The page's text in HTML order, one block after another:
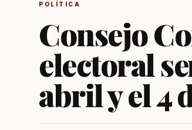
POLÍTICA
Consejo
electoral
abril y el 4